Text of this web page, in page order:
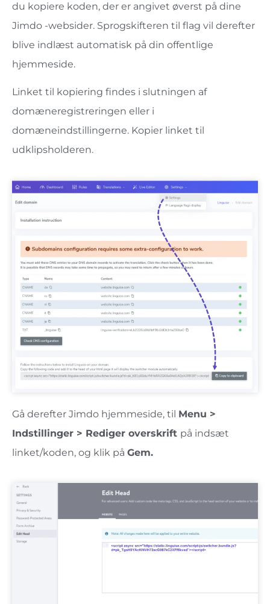
du kopiere koden, der er angivet øverst på dine
Jimdo -websider. Sprogskifteren til flag vil derefter
blive indlæst automatisk på din offentlige
hjemmeside.
Linket til kopiering findes i slutningen af ​​
domæneregistreringen eller i
domæneindstillingerne. Kopier linket til
udklipsholderen.
Gå derefter Jimdo hjemmeside, til Menu >
Indstillinger > Rediger overskrift på indsæt
linket/koden, og klik på Gem.